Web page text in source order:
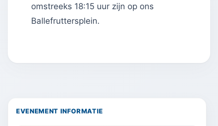
omstreeks 18:15 uur zijn op ons
Ballefruttersplein.
EVENEMENT INFORMATIE